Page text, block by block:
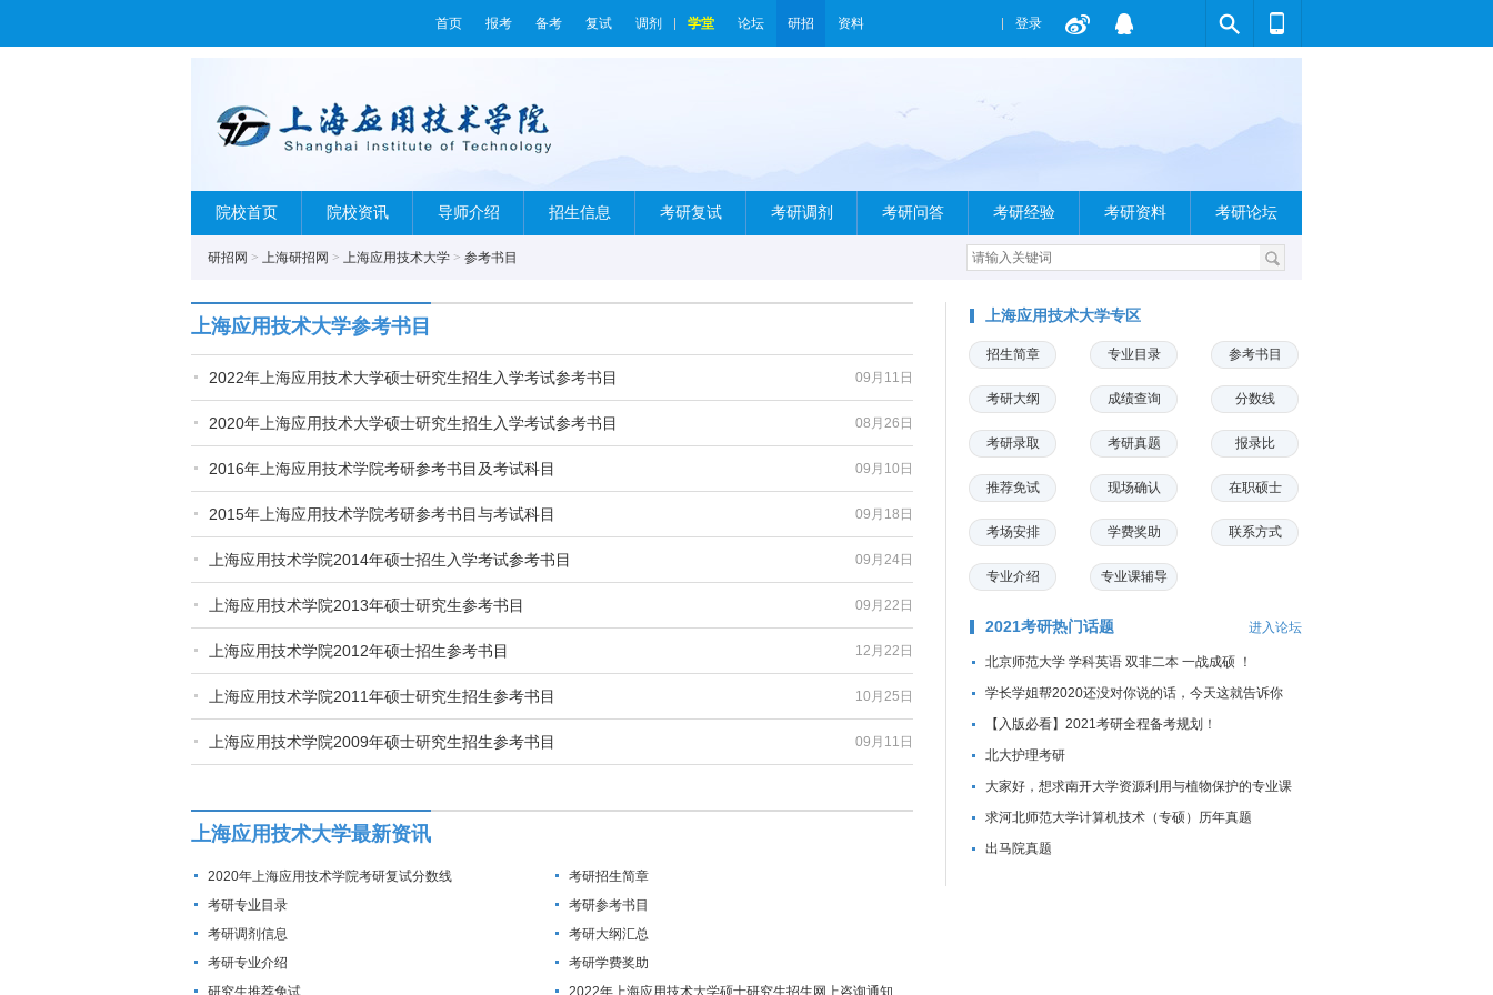
首页 报考 备考 复试 调剂 学堂 论坛 研招 资料 登录
院校首页 院校资讯 导师介绍 招生信息 考研复试 考研调剂 考研问答 考研经验 考研资料 考研论坛
研招网 > 上海研招网 > 上海应用技术大学 > 参考书目
上海应用技术大学参考书目
09月11日
2022年上海应用技术大学硕士研究生招生入学考试参考书目
08月26日
2020年上海应用技术大学硕士研究生招生入学考试参考书目
09月10日
2016年上海应用技术学院考研参考书目及考试科目
09月18日
2015年上海应用技术学院考研参考书目与考试科目
09月24日
上海应用技术学院2014年硕士招生入学考试参考书目
09月22日
上海应用技术学院2013年硕士研究生参考书目
12月22日
上海应用技术学院2012年硕士招生参考书目
10月25日
上海应用技术学院2011年硕士研究生招生参考书目
09月11日
上海应用技术学院2009年硕士研究生招生参考书目
上海应用技术大学最新资讯
2020年上海应用技术学院考研复试分数线
考研招生简章
考研专业目录
考研参考书目
考研调剂信息
考研大纲汇总
考研专业介绍
考研学费奖助
研究生推荐免试
2022年上海应用技术大学硕士研究生招生网上咨询通知
上海应用技术大学专区
招生简章 专业目录 参考书目
考研大纲 成绩查询 分数线
考研录取 考研真题 报录比
推荐免试 现场确认 在职硕士
考场安排 学费奖助 联系方式
专业介绍 专业课辅导
2021考研热门话题 进入论坛
北京师范大学 学科英语 双非二本 一战成硕 ！
学长学姐帮2020还没对你说的话，今天这就告诉你
【入版必看】2021考研全程备考规划！
北大护理考研
大家好，想求南开大学资源利用与植物保护的专业课
资料...
求河北师范大学计算机技术（专硕）历年真题
出马院真题